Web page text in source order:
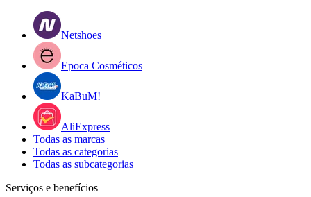
Netshoes
Epoca Cosméticos
KaBuM!
AliExpress
Todas as marcas
Todas as categorias
Todas as subcategorias
Serviços e benefícios